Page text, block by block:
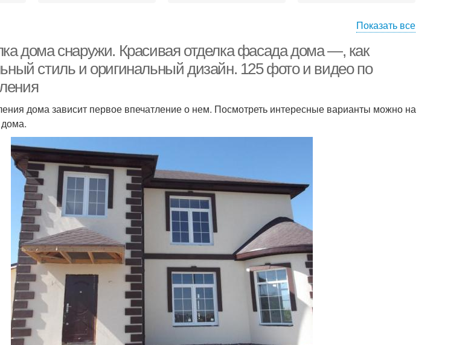
Показать все
дома снаружи. Красивая отделка фасада дома —, как
стиль и оригинальный дизайн. 125 фото и видео по
дома зависит первое впечатление о нем. Посмотреть интересные варианты можно на